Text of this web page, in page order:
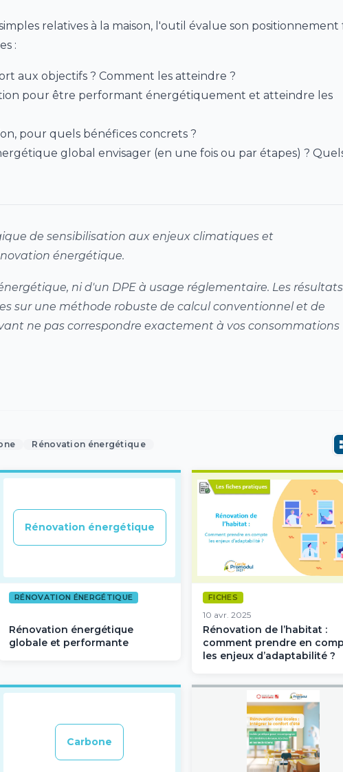
relatives à la maison, l'outil évalue son positionnement
:
aux objectifs ? Comment les atteindre ?
pour être performant énergétiquement et atteindre les
pour quels bénéfices concrets ?
global envisager (en une fois ou par étapes) ?
de sensibilisation aux enjeux climatiques et
énergétique.
ni d'un DPE à usage réglementaire. Les
sur une méthode robuste de calcul conventionnel et de
ne pas correspondre exactement à vos consommations
Rénovation énergétique
Rénovation énergétique
RÉNOVATION ÉNERGÉTIQUE
Rénovation énergétique
globale et performante
FICHES
10 avr. 2025
Rénovation de l’habitat :
comment prendre en
les enjeux d’adaptabilité ?
Carbone